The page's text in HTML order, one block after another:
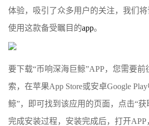
体验，吸引了众多用户的关注，我们
使用这款备受瞩目的app。
要下载“币响深海巨鲸”APP，您需要
索，在苹果App Store或安卓Google
鲸”，即可找到该应用的页面，点击“
完成安装过程，安装完成后，打开